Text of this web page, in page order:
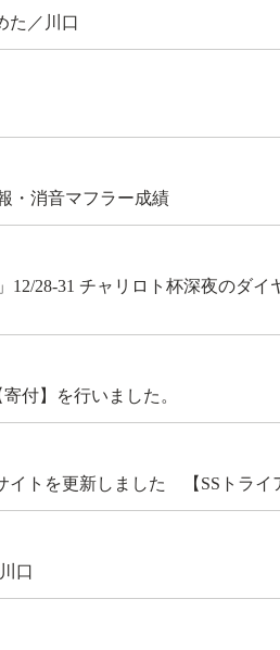
た／川口
・消音マフラー成績
28-31 チャリロト杯深夜のダ
付】を行いました。
イトを更新しました 【SSトラ
口